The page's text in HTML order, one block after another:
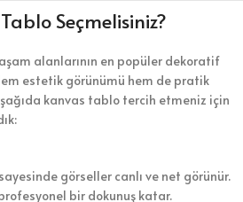
Seçmelisiniz?
alanlarının en popüler dekoratif
estetik görünümü hem de pratik
kanvas tablo tercih etmeniz için
görseller canlı ve net görünür.
bir dokunuş katar.